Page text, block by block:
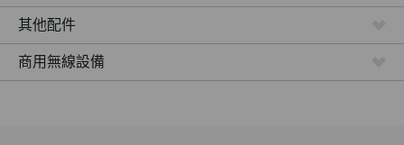
其他配件
商用無線設備